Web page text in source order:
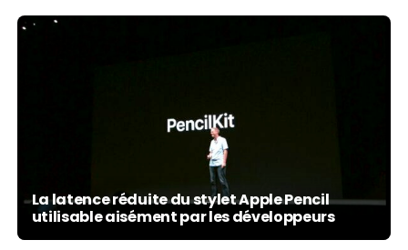
La latence réduite du stylet Apple Pencil
utilisable aisément par les développeurs